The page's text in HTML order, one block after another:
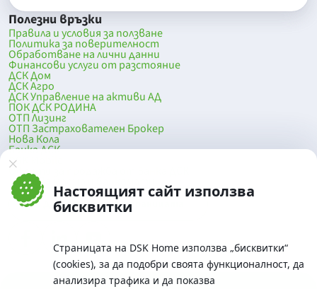
Настоящият сайт използва
бисквитки
Страницата на DSK Home използва „бисквитки“
(cookies), за да подобри своята функционалност, да
анализира трафика и да показва
Полезни връзки
Правила и условия за ползване
Политика за поверителност
Обработване на лични данни
Финансови услуги от разстояние
ДСК Дом
ДСК Агро
ДСК Управление на активи АД
ПОК ДСК РОДИНА
ОТП Лизинг
ОТП Застрахователен Брокер
Нова Кола
Банка ДСК
DSK Mobile
Оферти за продажба от Банка ДСК
Клонова мрежа и банкомати
До началото на страницата